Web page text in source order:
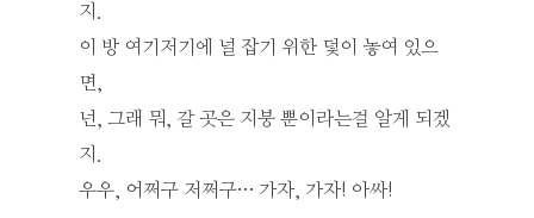
지.
이 방 여기저기에 널 잡기 위한 덫이 놓여 있으
면,
넌, 그래 뭐, 갈 곳은 지붕 뿐이라는걸 알게 되겠
지.
우우, 어쩌구 저쩌구… 가자, 가자! 아싸!